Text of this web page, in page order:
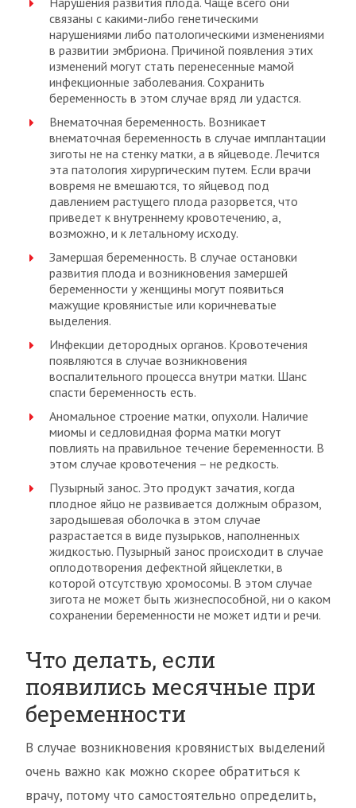
связаны с какими-либо генетическими
нарушениями либо патологическими изменениями
в развитии эмбриона. Причиной появления этих
изменений могут стать перенесенные мамой
инфекционные заболевания. Сохранить
беременность в этом случае вряд ли удастся.
Внематочная беременность. Возникает
внематочная беременность в случае имплантации
зиготы не на стенку матки, а в яйцеводе. Лечится
эта патология хирургическим путем. Если врачи
вовремя не вмешаются, то яйцевод под
давлением растущего плода разорвется, что
приведет к внутреннему кровотечению, а,
возможно, и к летальному исходу.
Замершая беременность. В случае остановки
развития плода и возникновения замершей
беременности у женщины могут появиться
мажущие кровянистые или коричневатые
выделения.
Инфекции детородных органов. Кровотечения
появляются в случае возникновения
воспалительного процесса внутри матки. Шанс
спасти беременность есть.
Аномальное строение матки, опухоли. Наличие
миомы и седловидная форма матки могут
повлиять на правильное течение беременности. В
этом случае кровотечения – не редкость.
Пузырный занос. Это продукт зачатия, когда
плодное яйцо не развивается должным образом,
зародышевая оболочка в этом случае
разрастается в виде пузырьков, наполненных
жидкостью. Пузырный занос происходит в случае
оплодотворения дефектной яйцеклетки, в
которой отсутствую хромосомы. В этом случае
зигота не может быть жизнеспособной, ни о каком
сохранении беременности не может идти и речи.
Что делать, если
появились месячные при
беременности
В случае возникновения кровянистых выделений
очень важно как можно скорее обратиться к
врачу, потому что самостоятельно определить,